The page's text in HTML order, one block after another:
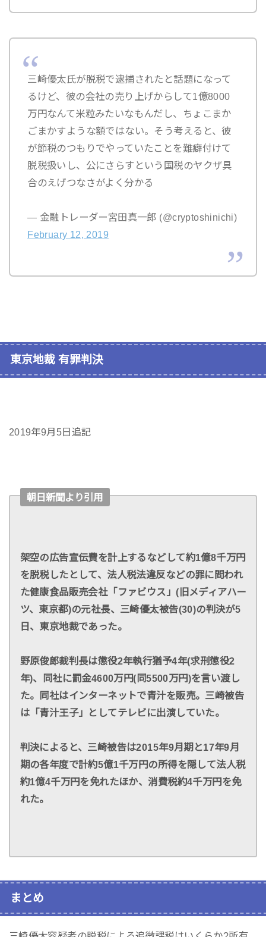
三崎優太氏が脱税で逮捕されたと話題になって
るけど、彼の会社の売り上げからして1億8000
万円なんて米粒みたいなもんだし、ちょこまか
ごまかすような額ではない。そう考えると、彼
が節税のつもりでやっていたことを難癖付けて
脱税扱いし、公にさらすという国税のヤクザ具
合のえげつなさがよく分かる
— 金融トレーダー宮田真一郎 (@cryptoshinichi)
February 12, 2019
東京地裁 有罪判決
2019年9月5日追記
朝日新聞より引用
架空の広告宣伝費を計上するなどして約1億8千万円
を脱税したとして、法人税法違反などの罪に問われ
た健康食品販売会社「ファビウス」(旧メディアハー
ツ、東京都)の元社長、三崎優太被告(30)の判決が5
日、東京地裁であった。
野原俊郎裁判長は懲役2年執行猶予4年(求刑懲役2
年)、同社に罰金4600万円(同5500万円)を言い渡し
た。同社はインターネットで青汁を販売。三崎被告
は「青汁王子」としてテレビに出演していた。
判決によると、三崎被告は2015年9月期と17年9月
期の各年度で計約5億1千万円の所得を隠して法人税
約1億4千万円を免れたほか、消費税約4千万円を免
れた。
まとめ